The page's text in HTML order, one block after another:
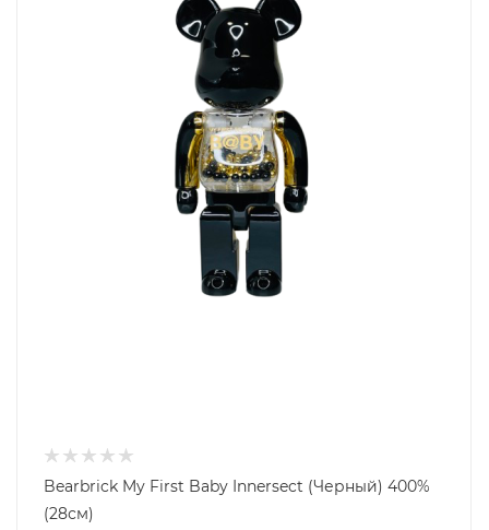
Bearbrick My First Baby Innersect (Черный) 400%
(28см)